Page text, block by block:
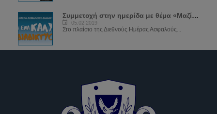
Συμμετοχή στην ημερίδα με θέμα «Μαζί για ένα καλύτερο διαδίκτυο»
05.02.2019
Στο πλαίσιο της Διεθνούς Ημέρας Ασφαλούς...